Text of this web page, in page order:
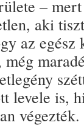
–
aki
az egész
levele is,
végezték.